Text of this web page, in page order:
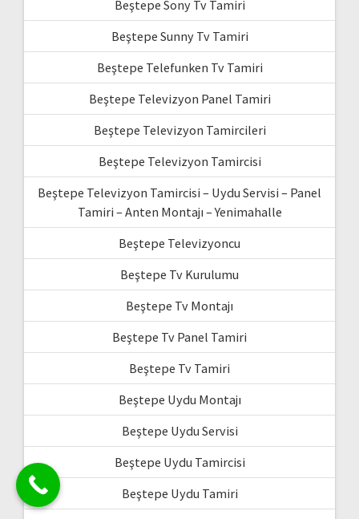
Beştepe Sony Tv Tamiri
Beştepe Sunny Tv Tamiri
Beştepe Telefunken Tv Tamiri
Beştepe Televizyon Panel Tamiri
Beştepe Televizyon Tamircileri
Beştepe Televizyon Tamircisi
Beştepe Televizyon Tamircisi – Uydu Servisi – Panel
Tamiri – Anten Montajı – Yenimahalle
Beştepe Televizyoncu
Beştepe Tv Kurulumu
Beştepe Tv Montajı
Beştepe Tv Panel Tamiri
Beştepe Tv Tamiri
Beştepe Uydu Montajı
Beştepe Uydu Servisi
Beştepe Uydu Tamircisi
Beştepe Uydu Tamiri